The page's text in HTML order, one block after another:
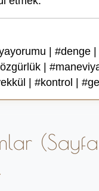
| #denge |
|
| #kontrol |